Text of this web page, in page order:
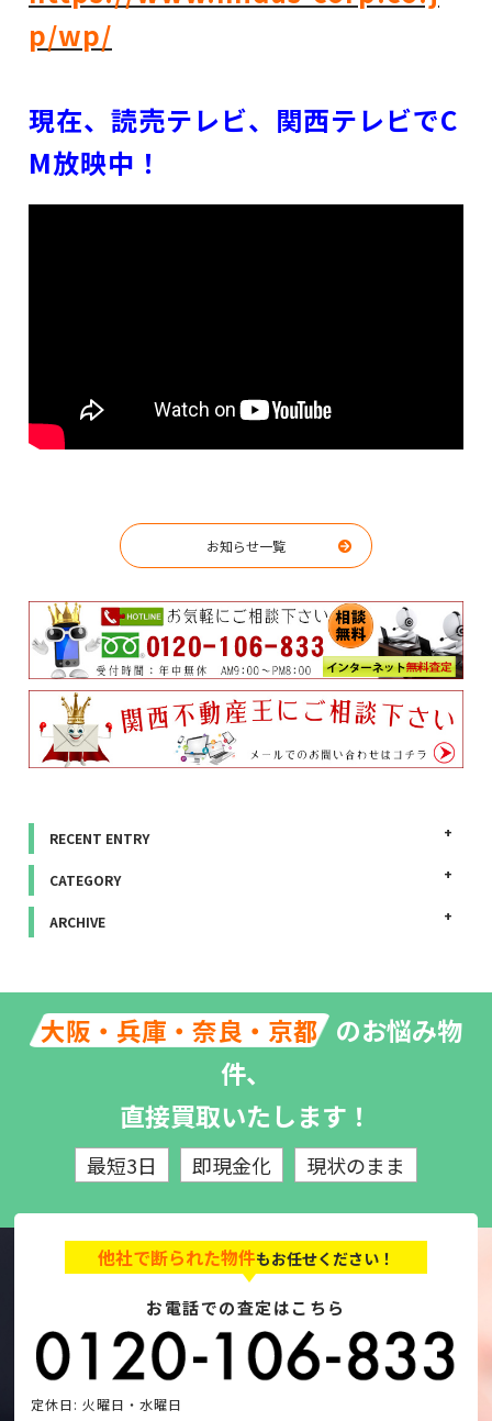
p/wp/
現在、読売テレビ、関西テレビでC
M放映中！
お知らせ一覧
RECENT ENTRY
CATEGORY
ARCHIVE
大阪・兵庫・奈良・京都 のお悩み物
件、
直接買取いたします！
最短3日 即現金化 現状のまま
他社で断られた物件もお任せください！
お電話での査定はこちら
定休日: 火曜日・水曜日